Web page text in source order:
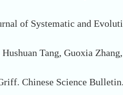
of Systematic and
Tang, Guoxia
Chinese Science